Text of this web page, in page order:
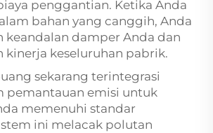
penggantian. Ketika Anda
bahan yang canggih, Anda
keandalan damper Anda dan
kinerja keseluruhan pabrik.
sekarang terintegrasi
pemantauan emisi untuk
memenuhi standar
ini melacak polutan